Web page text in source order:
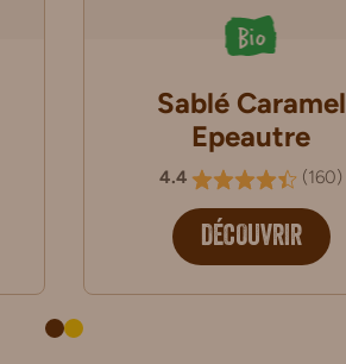
Bio
Sablé Caramel
Epeautre
4.4 (160)
DÉCOUVRIR